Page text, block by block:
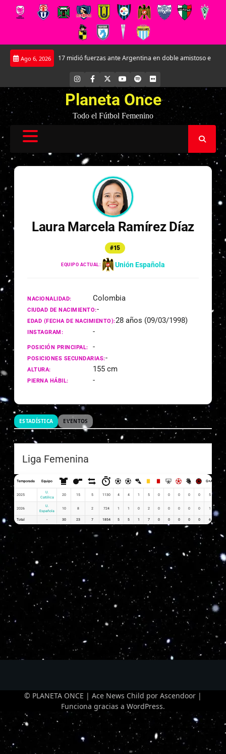
Saltar
Ago 6, 2026
La Roja Sub-17 midió fuerzas ante Argentina en doble amistoso en el CAR
INSTAGRAM
FACEBOOK YOUTUBE
SPOTIFYFLICKR
Planeta Once
Todo el Fútbol Femenino
Laura Marcela Ramírez Díaz
#15
EQUIPO ACTUAL: Unión Española
NACIONALIDAD: Colombia
CIUDAD DE NACIMIENTO:-
EDAD (FECHA DE NACIMIENTO):28 años (09/03/1998)
INSTAGRAM: -
POSICIÓN PRINCIPAL: -
POSICIONES SECUNDARIAS:-
ALTURA: 155 cm
PIERNA HÁBIL: -
ESTADÍSTICA EVENTOS
Liga Femenina
Temporada Equipo G+A G x
2025
U.
Católica
20 15 5 1130 4 4 1 5 0 0 0 0 0 5
2026
U.
Española
10 8 2 724 1 1 0 2 0 0 0 0 0 1
Total - 30 23 7 1854 5 5 1 7 0 0 0 0 0 6
© PLANETA ONCE | Ace News Child por Ascendoor |
Funciona gracias a WordPress.
Optimized by Seraphinite Accelerator
Turns on site high speed to be attractive for people and search engines.